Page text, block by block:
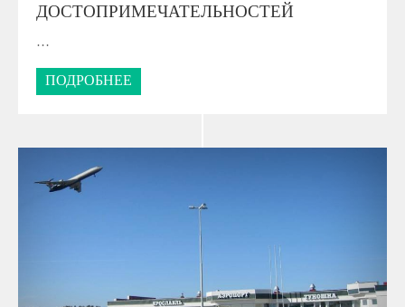
ДОСТОПРИМЕЧАТЕЛЬНОСТЕЙ
…
ПОДРОБНЕЕ